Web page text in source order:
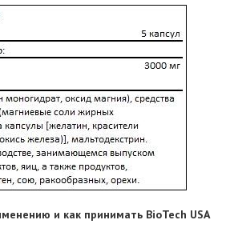
и как принимать BioTech USA